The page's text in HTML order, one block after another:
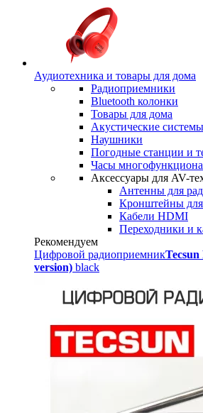
Аудиотехника и товары для дома
Радиоприемники
Bluetooth колонки
Товары для дома
Акустические системы
Наушники
Погодные станции и
Часы
Аксессуары для AV-
Антенны для
Кронштейны
Кабели HDMI
Переходники и
Рекомендуем
Цифровой радиоприемник
version) black